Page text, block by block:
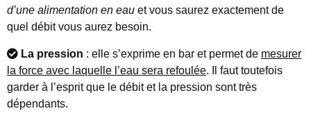
d’une alimentation en eau et vous saurez exactement de
quel débit vous aurez besoin.
La pression : elle s’exprime en bar et permet de mesurer
la force avec laquelle l’eau sera refoulée. Il faut toutefois
garder à l’esprit que le débit et la pression sont très
dépendants.